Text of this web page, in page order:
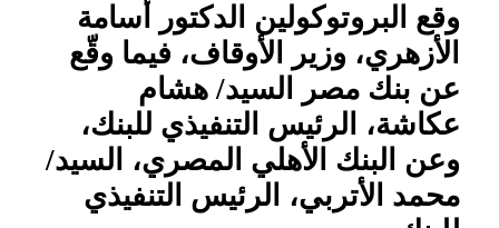
وقع البروتوكولين الدكتور أسامة
الأزهري، وزير الأوقاف، فيما وقّع
عن بنك مصر السيد/ هشام
عكاشة، الرئيس التنفيذي للبنك،
وعن البنك الأهلي المصري، السيد/
محمد الأتربي، الرئيس التنفيذي